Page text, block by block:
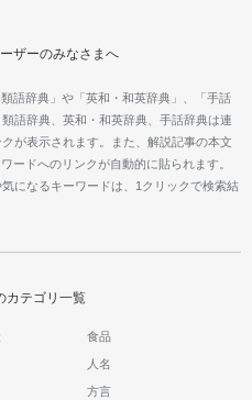
ザーのみなさまへ
語辞典」や「英和・和英辞典」、「手話
語辞典、英和・和英辞典、手話辞典は連
が表示されます。また、解説記事の本文
ードへのリンクが自動的に貼られます。
になるキーワードは、1クリックで検索結
カテゴリ一覧
食品
人名
方言